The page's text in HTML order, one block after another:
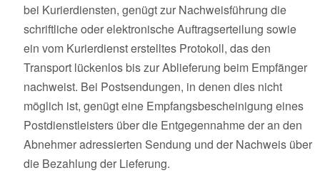
bei Kurierdiensten, genügt zur Nachweisführung die
schriftliche oder elektronische Auftragserteilung sowie
ein vom Kurierdienst erstelltes Protokoll, das den
Transport lückenlos bis zur Ablieferung beim Empfänger
nachweist. Bei Postsendungen, in denen dies nicht
möglich ist, genügt eine Empfangsbescheinigung eines
Postdienstleisters über die Entgegennahme der an den
Abnehmer adressierten Sendung und der Nachweis über
die Bezahlung der Lieferung.